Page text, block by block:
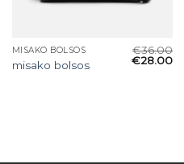
MISAKO BOLSOS
misako bolsos
€36.00
€28.00